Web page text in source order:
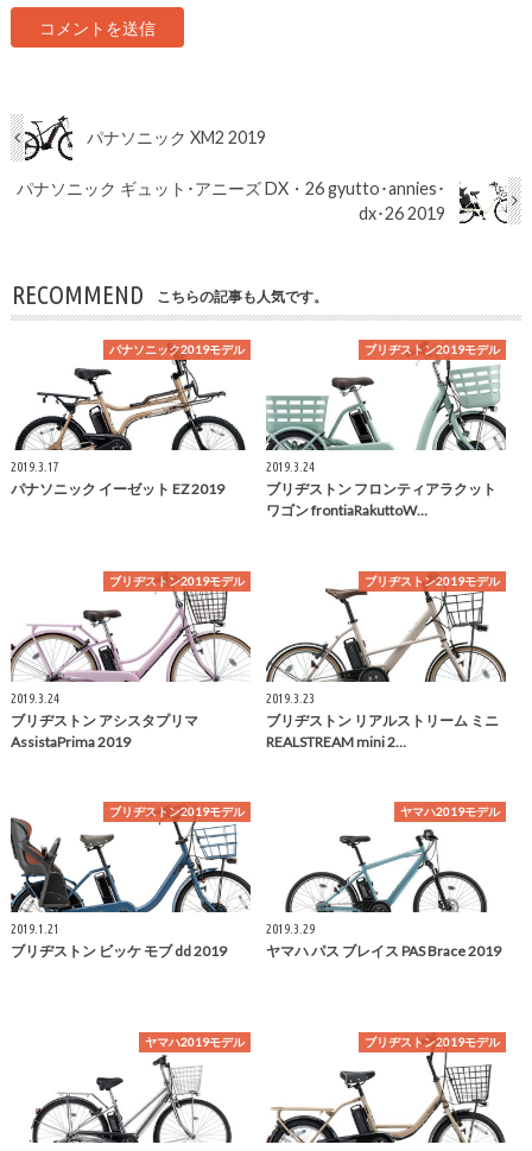
パナソニック XM2 2019
パナソニック ギュット･アニーズ DX・26 gyutto･annies･
dx･26 2019
RECOMMEND こちらの記事も人気です。
パナソニック2019モデル
2019.3.17
パナソニック イーゼット EZ 2019
ブリヂストン2019モデル
2019.3.24
ブリヂストン フロンティアラクット
ワゴン frontiaRakuttoW…
ブリヂストン2019モデル
2019.3.24
ブリヂストン アシスタプリマ
AssistaPrima 2019
ブリヂストン2019モデル
2019.3.23
ブリヂストン リアルストリーム ミニ
REALSTREAM mini 2…
ブリヂストン2019モデル
2019.1.21
ブリヂストン ビッケ モブ dd 2019
ヤマハ2019モデル
2019.3.29
ヤマハ パス ブレイス PAS Brace 2019
ヤマハ2019モデル ブリヂストン2019モデル